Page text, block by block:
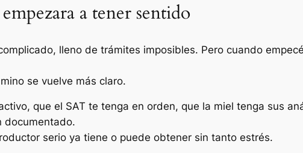
a tener sentido
lleno de trámites imposibles. Pero cuando
se vuelve más claro.
que el SAT te tenga en orden, que la miel tenga sus
documentado.
serio ya tiene o puede obtener sin tanto estrés.